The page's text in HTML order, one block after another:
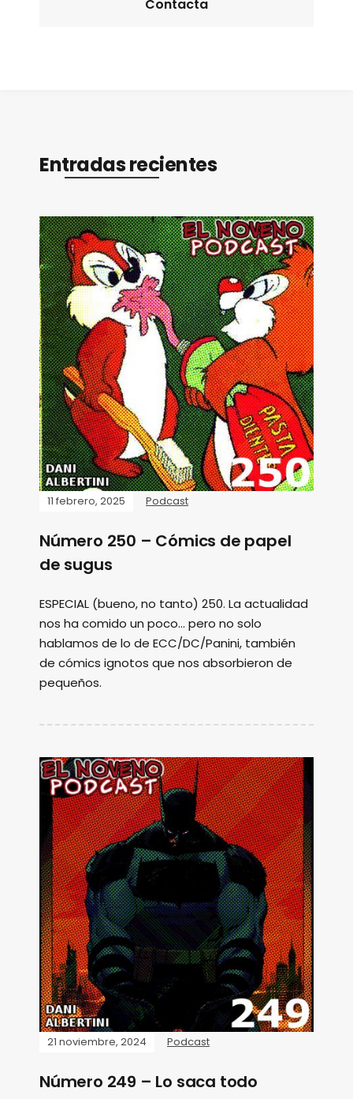
Contacta
Entradas recientes
11 febrero, 2025 Podcast
Número 250 – Cómics de papel
de sugus
ESPECIAL (bueno, no tanto) 250. La actualidad
nos ha comido un poco... pero no solo
hablamos de lo de ECC/DC/Panini, también
de cómics ignotos que nos absorbieron de
pequeños.
21 noviembre, 2024 Podcast
Número 249 – Lo saca todo